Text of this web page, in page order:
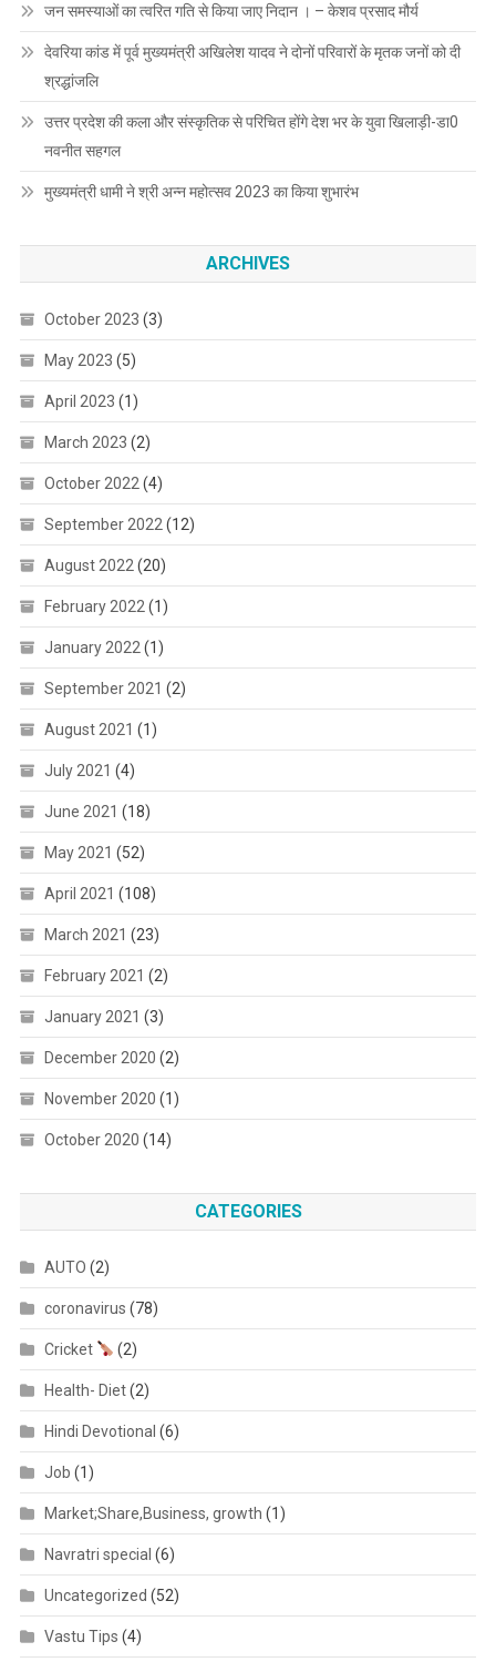
जन समस्याओं का त्वरित गति से किया जाए निदान । – केशव प्रसाद मौर्य
देवरिया कांड में पूर्व मुख्यमंत्री अखिलेश यादव ने दोनों परिवारों के मृतक जनों को दी
श्रद्धांजलि
उत्तर प्रदेश की कला और संस्कृतिक से परिचित होंगे देश भर के युवा खिलाड़ी-डा0
नवनीत सहगल
मुख्यमंत्री धामी ने श्री अन्न महोत्सव 2023 का किया शुभारंभ
ARCHIVES
October 2023 (3)
May 2023 (5)
April 2023 (1)
March 2023 (2)
October 2022 (4)
September 2022 (12)
August 2022 (20)
February 2022 (1)
January 2022 (1)
September 2021 (2)
August 2021 (1)
July 2021 (4)
June 2021 (18)
May 2021 (52)
April 2021 (108)
March 2021 (23)
February 2021 (2)
January 2021 (3)
December 2020 (2)
November 2020 (1)
October 2020 (14)
CATEGORIES
AUTO (2)
coronavirus (78)
Cricket (2)
Health- Diet(2)
Hindi Devotional (6)
Job (1)
Market;Share,Business, growth (1)
Navratri special (6)
Uncategorized (52)
Vastu Tips (4)